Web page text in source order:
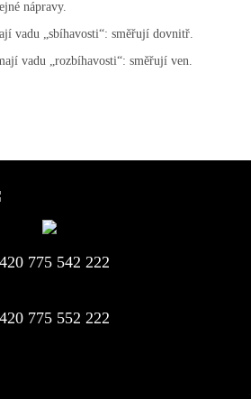
nápravy.
vadu „sbíhavosti“: směřují dovnitř.
vadu „rozbíhavosti“: směřují ven.
775 542 222
775 552 222